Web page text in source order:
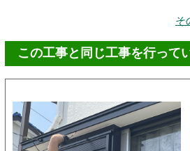
そ
この工事と同じ工事を行って